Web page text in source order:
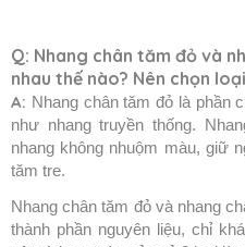
Q: Nhang chân tăm đỏ và
nhau thế nào? Nên chọn
A: Nhang chân tăm đỏ là phần
như nhang truyền thống.
nhang không nhuộm màu, giữ
tăm tre.
Nhang chân tăm đỏ và nhang
thành phần nguyên liệu, chỉ